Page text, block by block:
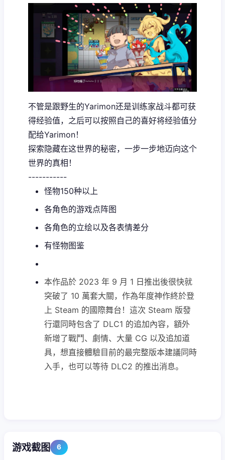
不管是跟野生的Yarimon还是训练家战斗都可获
得经验值，之后可以按照自己的喜好将经验值分
配给Yarimon！
探索隐藏在这世界的秘密，一步一步地迈向这个
世界的真相！
-----------
怪物150种以上
各角色的游戏点阵图
各角色的立绘以及各表情差分
有怪物图鉴
本作品於 2023 年 9 月 1 日推出後很快就
突破了 10 萬套大關，作為年度神作終於登
上 Steam 的國際舞台！這次 Steam 版發
行還同時包含了 DLC1 的追加內容，額外
新增了戰鬥、劇情、大量 CG 以及追加道
具，想直接體驗目前的最完整版本建議同時
入手，也可以等待 DLC2 的推出消息。
游戏截图 6